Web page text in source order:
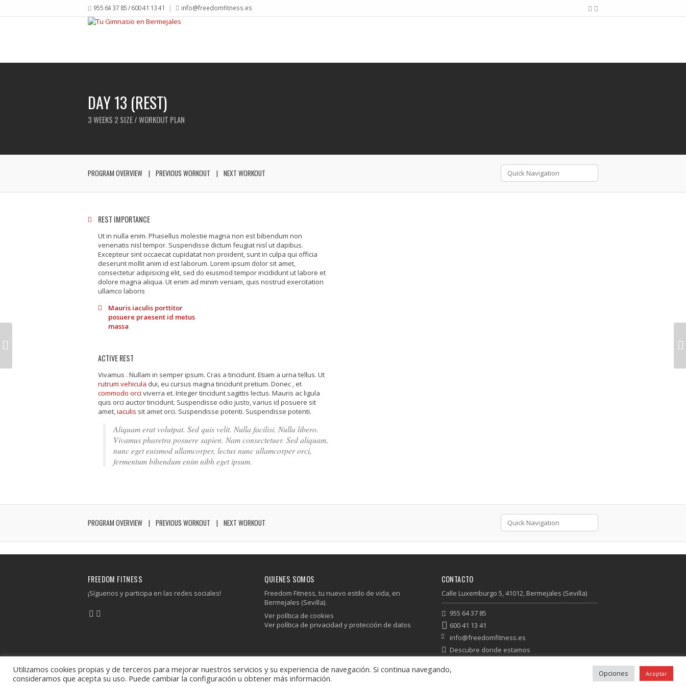
955 64 37 85 / 600 41 13 41 info@freedomfitness.es
DAY 13 (REST)
3 WEEKS 2 SIZE / WORKOUT PLAN
PROGRAM OVERVIEW PREVIOUS WORKOUT NEXT WORKOUT
REST IMPORTANCE
Ut in nulla enim. Phasellus molestie magna non est bibendum non
venenatis nisl tempor. Suspendisse dictum feugiat nisl ut dapibus.
Excepteur sint occaecat cupidatat non proident, sunt in culpa qui officia
deserunt mollit anim id est laborum. Lorem ipsum dolor sit amet,
consectetur adipisicing elit, sed do eiusmod tempor incididunt ut labore et
dolore magna aliqua. Ut enim ad minim veniam, quis nostrud exercitation
ullamco laboris
Mauris iaculis porttitor
posuere praesent id metus
massa
ACTIVE REST
Vivamus . Nullam in semper ipsum. Cras a tincidunt. Etiam a urna tellus. Ut
rutrum vehicula dui, eu cursus magna tincidunt pretium. Donec , et
commodo orci viverra et. Integer tincidunt sagittis lectus. Mauris ac ligula
quis orci auctor tincidunt. Suspendisse odio justo, varius id posuere sit
amet,iaculis sit amet orci. Suspendisse potenti. Suspendisse potenti.
Aliquam erat volutpat. Sed quis velit. Nulla facilisi. Nulla libero.
Vivamus pharetra posuere sapien. Nam consectetuer. Sed aliquam,
nunc eget euismod ullamcorper, lectus nunc ullamcorper orci,
fermentum bibendum enim nibh eget ipsum.
PROGRAM OVERVIEW PREVIOUS WORKOUT NEXT WORKOUT
FREEDOM FITNESS
¡Síguenos y participa en las redes sociales!
QUIENES SOMOS
Freedom Fitness, tu nuevo estilo de vida, en
Bermejales (Sevilla).
Ver política de cookies
Ver política de privacidad y protección de datos
CONTACTO
Calle Luxemburgo 5, 41012, Bermejales (Sevilla)
955 64 37 85
600 41 13 41
info@freedomfitness.es
Descubre donde estamos
Freedom Fitness © 2026 - All Rights Reserved
Utilizamos cookies propias y de terceros para mejorar nuestros servicios y su experiencia de navegación. Si continua navegando,
consideramos que acepta su uso. Puede cambiar la configuración u obtener más información.
Opciones Aceptar